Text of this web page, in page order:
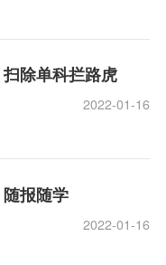
除单科拦路虎
2022-01-16
报随学
2022-01-16